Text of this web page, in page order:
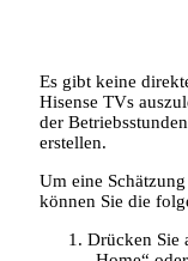
Es gibt keine
Hisense TVs
der
erstellen.
Um eine
können Sie die
Drücken Sie